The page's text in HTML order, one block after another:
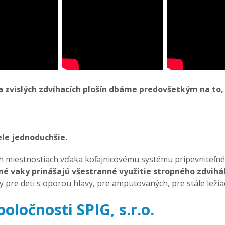
zvislých zdvíhacích plošín dbáme predovšetkým na
jednoduchšie.
miestnostiach vďaka koľajnicovému systému
vaky prinášajú všestranné využitie stropného
deti s oporou hlavy, pre amputovaných, pre stále
SPIG, s.r.o.